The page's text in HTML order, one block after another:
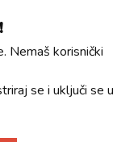
Nemaš korisnički
se i uključi se u